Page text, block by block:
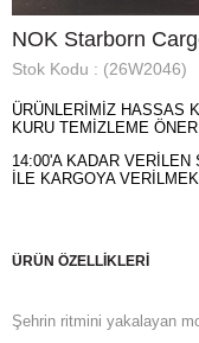
NOK Starborn
Stok Kodu (26W2046)
ÜRÜNLERİMİZ HASSAS
KURU TEMİZLEME
14:00'A KADAR
İLE KARGOYA
ÜRÜN ÖZELLIKLERI
Şehrin ritmini yakalayan